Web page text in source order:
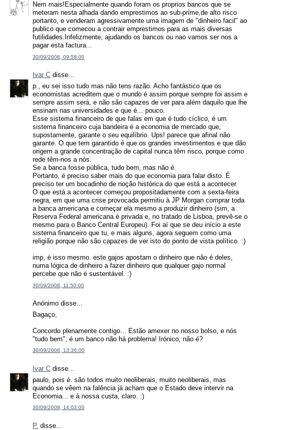
Nem mais!Especialmente quando foram os proprios bancos que se
meteram nesta alhada dando emprestimos ao sub-prime,de alto risco
portanto, e venderam agressivamente uma imagem de "dinheiro facil" ao
publico que comecou a contrair emprestimos para as mais diversas
futilidades.Infelizmente, ajudando os bancos ou nao vamos ser nos a
pagar esta factura...
30/09/2008, 09:58:00
Ivar C disse...
p., eu sei isso tudo mas não tens razão. Acho fantástico que os
economistas acreditem que o mundo é assim porque sempre foi assim e
sempre assim será, e não são capazes de ver para além daquilo que lhe
ensinam nas universidades e que é... pouco.
Esse sistema financeiro de que falas em que é tudo cíclico, é um
sistema financeiro cuja bandeira é a economia de mercado que,
supostamente, garante o seu equilíbrio. Ups! parece que afinal não
garante. O que tem garantido é que os grandes investimentos e que dão
origem a grande concentração de capital nunca têm risco, porque como
rede têm-nos a nós.
Se a banca fosse pública, tudo bem, mas não é.
Portanto, é preciso saber mais do que economia para falar disto. É
preciso ter um bocadinho de noção histórica do que está a acontecer.
O que está a acontecer começou propositadamente com a sexta-feira
negra, em que uma crise provocada permitiu à JP Morgan comprar toda
a banca americana e começar ela mesmo a produzir dinheiro (sim, a
Reserva Federal americana é privada e, no tratado de Lisboa, prevê-se o
mesmo para o Banco Central Europeu). Foi aí que se deu início a este
sistema financeiro que tu, e mais alguns, agora seguem como uma
religião porque não são capazes de ver isto do ponto de vista político. :)
imp, é isso mesmo. este gajos apostam o dinheiro que não é deles,
numa lógica de dinheiro a fazer dinheiro que qualquer gajo normal
percebe que não é sustentável. :)
30/09/2008, 11:50:00
Anónimo disse...
Bagaço,
Concordo plenamente contigo... Estão amexer no nosso bolso, e nós
"tudo bem", é um banco não há problema! Irónico, não é?
30/09/2008, 13:36:00
Ivar C disse...
paulo, pois é. são todos muito neoliberais, muito neoliberais, mas
quando se vêem na falência já acham que o Estado deve intervir na
Economia... e à nossa custa, claro. :)
30/09/2008, 14:03:00
P. disse...